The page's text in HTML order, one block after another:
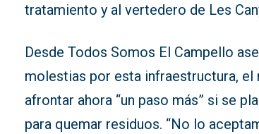
tratamiento y al vertedero de Les
Desde Todos Somos El Campello
molestias por esta infraestructura, el
afrontar ahora “un paso más” si se
para quemar residuos. “No lo